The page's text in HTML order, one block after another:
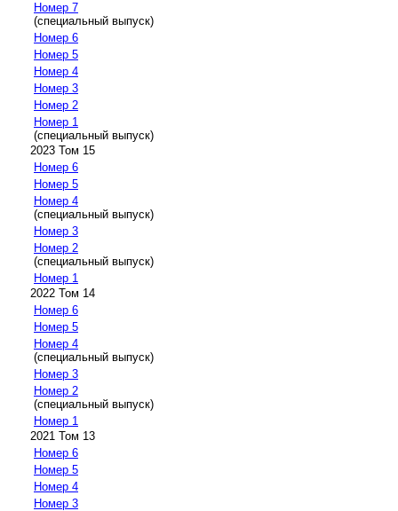
Номер 7
(специальный выпуск)
Номер 6
Номер 5
Номер 4
Номер 3
Номер 2
Номер 1
(специальный выпуск)
2023 Том 15
Номер 6
Номер 5
Номер 4
(специальный выпуск)
Номер 3
Номер 2
(специальный выпуск)
Номер 1
2022 Том 14
Номер 6
Номер 5
Номер 4
(специальный выпуск)
Номер 3
Номер 2
(специальный выпуск)
Номер 1
2021 Том 13
Номер 6
Номер 5
Номер 4
Номер 3